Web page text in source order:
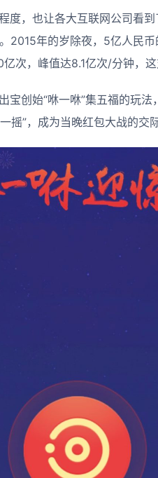
度，也让各大互联网公司看
2015年的岁除夜，5亿人民
次，峰值达8.1亿次/分钟，
宝创始“咻一咻”集五福的玩
摇”，成为当晚红包大战的交